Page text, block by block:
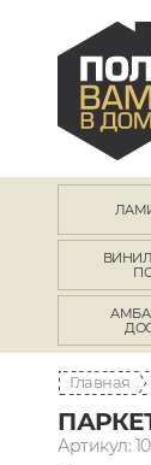
Главная
Артикул: